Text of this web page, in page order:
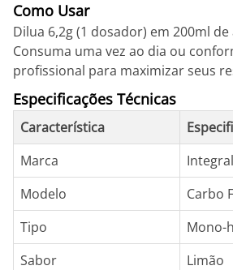
Como Usar
Dilua 6,2g (1 dosador) em 200ml de
Consuma uma vez ao dia ou
profissional para maximizar seus
Especificações Técnicas
Característica
Marca
Modelo
Carbo
Tipo
Mono-
Sabor
Limão